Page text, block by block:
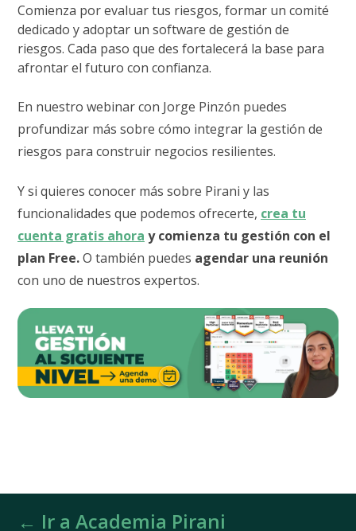
Comienza por evaluar tus riesgos, formar un comité
dedicado y adoptar un software de gestión de
riesgos. Cada paso que des fortalecerá la base para
afrontar el futuro con confianza.
En nuestro webinar con Jorge Pinzón puedes
profundizar más sobre cómo integrar la gestión de
riesgos para construir negocios resilientes.
Y si quieres conocer más sobre Pirani y las
funcionalidades que podemos ofrecerte, crea tu
cuenta gratis ahora y comienza tu gestión con el
plan Free.O también puedes agendar una reunión
con uno de nuestros expertos.
← Ir a Academia Pirani